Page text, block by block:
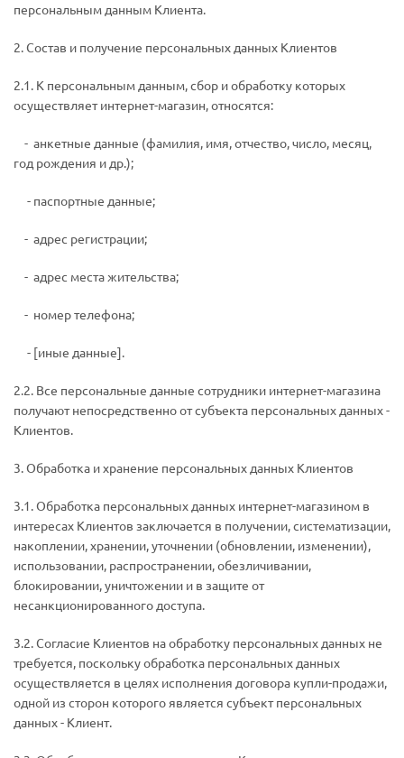
персональным данным Клиента.
2. Состав и получение персональных данных Клиентов
2.1. К персональным данным, сбор и обработку которых
осуществляет интернет-магазин, относятся:
­ - анкетные данные (фамилия, имя, отчество, число, месяц,
год рождения и др.);
­ - паспортные данные;
­ - адрес регистрации;
­ - адрес места жительства;
­ - номер телефона;
­ - [иные данные].
2.2. Все персональные данные сотрудники интернет-магазина
получают непосредственно от субъекта персональных данных -
Клиентов.
3. Обработка и хранение персональных данных Клиентов
3.1. Обработка персональных данных интернет-магазином в
интересах Клиентов заключается в получении, систематизации,
накоплении, хранении, уточнении (обновлении, изменении),
использовании, распространении, обезличивании,
блокировании, уничтожении и в защите от
несанкционированного доступа.
3.2. Согласие Клиентов на обработку персональных данных не
требуется, поскольку обработка персональных данных
осуществляется в целях исполнения договора купли-продажи,
одной из сторон которого является субъект персональных
данных - Клиент.